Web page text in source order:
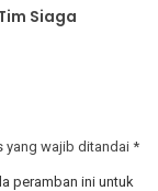
Siaga
yang wajib ditandai *
peramban ini untuk